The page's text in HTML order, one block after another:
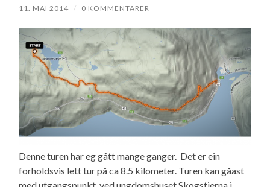
11. MAI 2014 / 0 KOMMENTARER
Denne turen har eg gått mange ganger. Det er ein
forholdsvis lett tur på ca 8.5 kilometer. Turen kan gåast